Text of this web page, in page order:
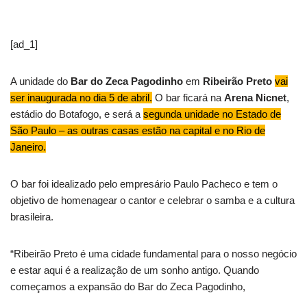
[ad_1]
A unidade do Bar do Zeca Pagodinho em Ribeirão Preto vai
ser inaugurada no dia 5 de abril. O bar ficará na Arena Nicnet,
estádio do Botafogo, e será a segunda unidade no Estado de
São Paulo – as outras casas estão na capital e no Rio de
Janeiro.
O bar foi idealizado pelo empresário Paulo Pacheco e tem o
objetivo de homenagear o cantor e celebrar o samba e a cultura
brasileira.
“Ribeirão Preto é uma cidade fundamental para o nosso negócio
e estar aqui é a realização de um sonho antigo. Quando
começamos a expansão do Bar do Zeca Pagodinho,